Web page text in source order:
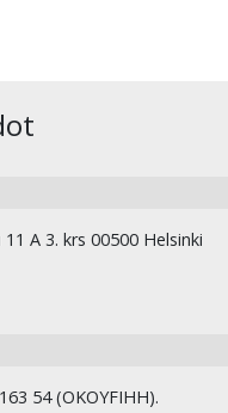
A 3. krs 00500 Helsinki
54 (OKOYFIHH).